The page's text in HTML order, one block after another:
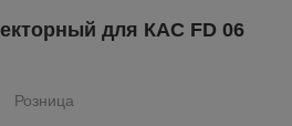
для КАС FD 06
Розница